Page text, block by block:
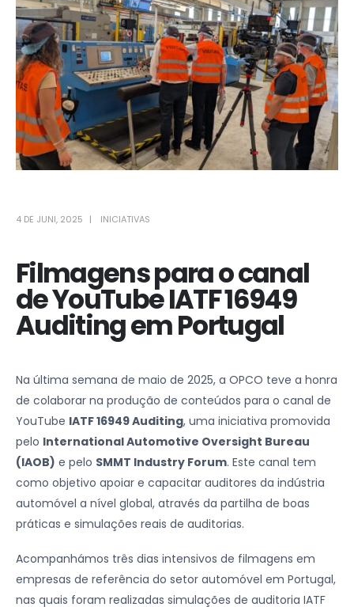
4 DE JUNI, 2025 INICIATIVAS
Filmagens para o canal
de YouTube IATF 16949
Auditing em Portugal
Na última semana de maio de 2025, a OPCO teve a honra
de colaborar na produção de conteúdos para o canal de
YouTube IATF 16949 Auditing, uma iniciativa promovida
pelo International Automotive Oversight Bureau
(IAOB) e pelo SMMT Industry Forum. Este canal tem
como objetivo apoiar e capacitar auditores da indústria
automóvel a nível global, através da partilha de boas
práticas e simulações reais de auditorias.
Acompanhámos três dias intensivos de filmagens em
empresas de referência do setor automóvel em Portugal,
nas quais foram realizadas simulações de auditoria IATF